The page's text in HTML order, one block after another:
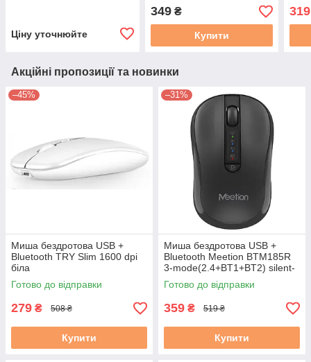
Ціну уточнюйте
349₴
Купити
319
Акційні пропозиції та новинки
–45%
Миша бездротова USB +
Bluetooth TRY Slim 1600 dpi
біла
Готово до відправки
279 ₴ 508 ₴
Купити
–31%
Миша бездротова USB +
Bluetooth Meetion BTM185R
3-mode(2.4+BT1+BT2) silent-
click 3200dpi 300mAh сіра
Готово до відправки
359 ₴ 519 ₴
Купити